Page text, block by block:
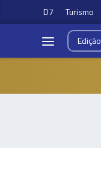
D7 Turismo
Edição